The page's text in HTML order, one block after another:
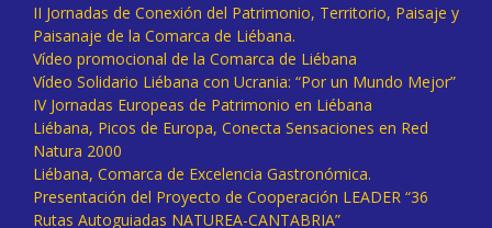
II Jornadas de Conexión del Patrimonio, Territorio, Paisaje y
Paisanaje de la Comarca de Liébana.
Vídeo promocional de la Comarca de Liébana
Vídeo Solidario Liébana con Ucrania: “Por un Mundo Mejor”
IV Jornadas Europeas de Patrimonio en Liébana
Liébana, Picos de Europa, Conecta Sensaciones en Red
Natura 2000
Liébana, Comarca de Excelencia Gastronómica.
Presentación del Proyecto de Cooperación LEADER “36
Rutas Autoguiadas NATUREA-CANTABRIA”